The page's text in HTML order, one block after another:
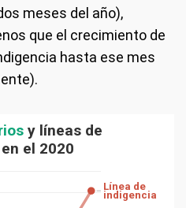
meses del año),
que el crecimiento de
hasta ese mes